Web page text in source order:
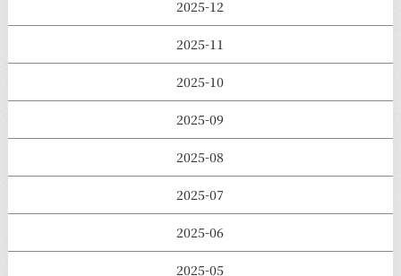
2025-12
2025-11
2025-10
2025-09
2025-08
2025-07
2025-06
2025-05